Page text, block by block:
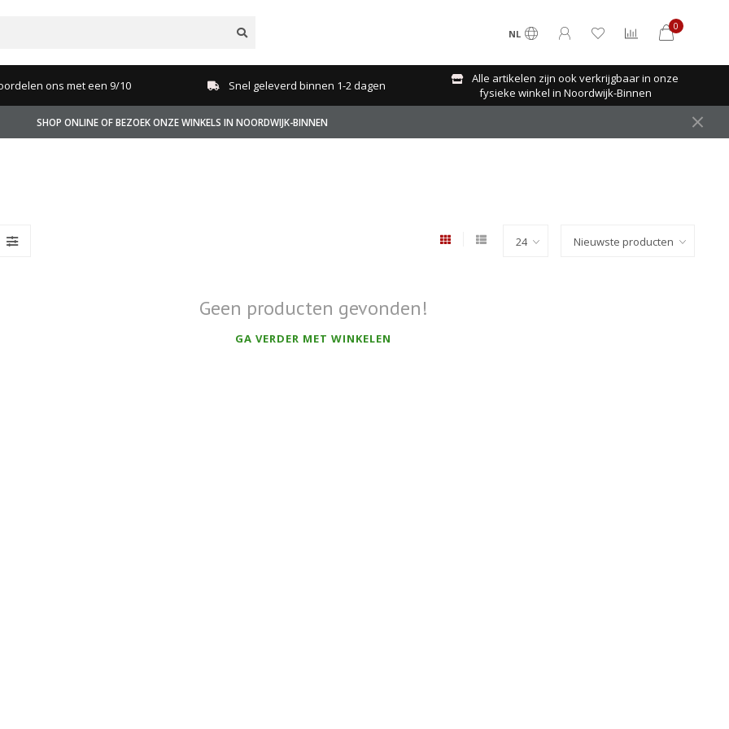
NL
0
ons met een 9/10 Snel geleverd binnen 1-2 dagen
Alle artikelen zijn ook verkrijgbaar in onze
fysieke winkel in Noordwijk-Binnen
SHOP ONLINE OF BEZOEK ONZE WINKELS IN NOORDWIJK-BINNEN
Geen producten gevonden!
GA VERDER MET WINKELEN